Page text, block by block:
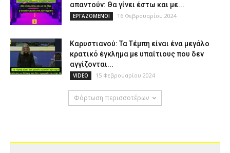
απαντούν: Θα γίνει έστω και με...
ΕΡΓΑΖΟΜΕΝΟΙ 16 Φεβρουαρίου 2024
Καρυστιανού: Τα Τέμπη είναι ένα μεγάλο
κρατικό έγκλημα με υπαίτιους που δεν
αγγίζονται...
VIDEO 15 Φεβρουαρίου 2024
Φόρτωση περισσοτέρων